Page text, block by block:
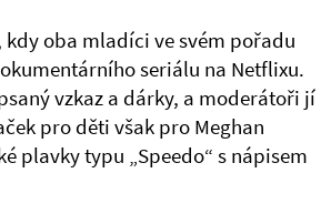
oba mladíci ve svém pořadu
seriálu na Netflixu.
vzkaz a dárky, a moderátoři jí
pro děti však pro Meghan
plavky typu „Speedo“ s nápisem